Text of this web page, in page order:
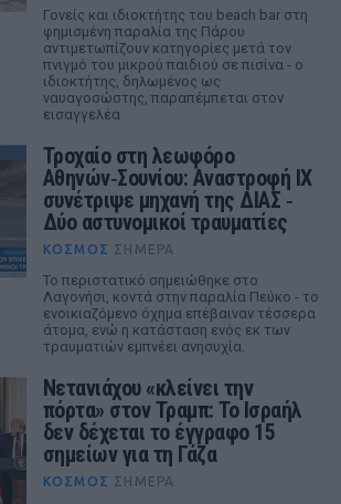
Γονείς και ιδιοκτήτης του beach bar στη
φημισμένη παραλία της Πάρου
αντιμετωπίζουν κατηγορίες μετά τον
πνιγμό του μικρού παιδιού σε πισίνα - ο
ιδιοκτήτης, δηλωμένος ως
ναυαγοσώστης, παραπέμπεται στον
εισαγγελέα
Τροχαίο στη λεωφόρο
Αθηνών‑Σουνίου: Αναστροφή ΙΧ
συνέτριψε μηχανή της ΔΙΑΣ ‑
Δύο αστυνομικοί τραυματίες
ΚΌΣΜΟΣ ΣΉΜΕΡΑ
Το περιστατικό σημειώθηκε στο
Λαγονήσι, κοντά στην παραλία Πεύκο - το
ενοικιαζόμενο όχημα επέβαιναν τέσσερα
άτομα, ενώ η κατάσταση ενός εκ των
τραυματιών εμπνέει ανησυχία.
Νετανιάχου «κλείνει την
πόρτα» στον Τραμπ: Το Ισραήλ
δεν δέχεται το έγγραφο 15
σημείων για τη Γάζα
ΚΌΣΜΟΣ ΣΉΜΕΡΑ